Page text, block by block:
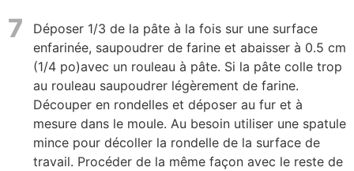
7
Déposer 1/3 de la pâte à la fois sur une surface
enfarinée, saupoudrer de farine et abaisser à 0.5 cm
(1/4 po)avec un rouleau à pâte. Si la pâte colle trop
au rouleau saupoudrer légèrement de farine.
Découper en rondelles et déposer au fur et à
mesure dans le moule. Au besoin utiliser une spatule
mince pour décoller la rondelle de la surface de
travail. Procéder de la même façon avec le reste de